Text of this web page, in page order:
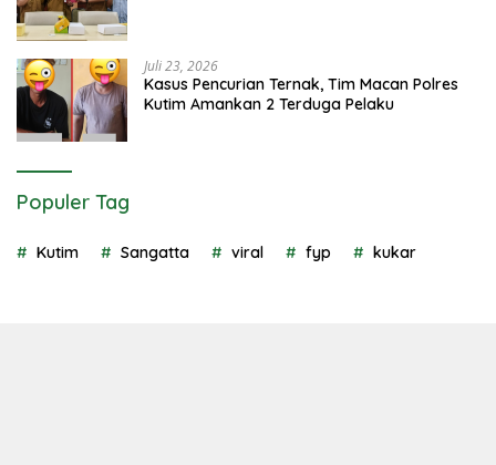
Juli 23, 2026
Kasus Pencurian Ternak, Tim Macan Polres
Kutim Amankan 2 Terduga Pelaku
Populer Tag
Kutim Sangatta viral fyp kukar